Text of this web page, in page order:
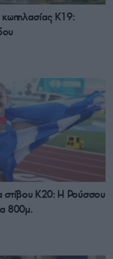
Κ19:
στίβου Κ20: Η Ρούσσου
800μ.